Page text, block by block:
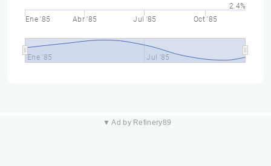
Ene '85 Abr '85 Jul '85 Oct '85
Ene '85 Jul '85
2.4%
▼ Ad by Refinery89